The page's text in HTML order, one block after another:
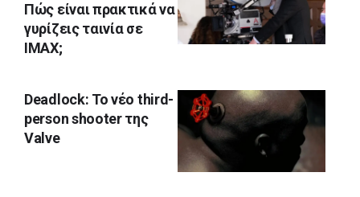
Πώς είναι πρακτικά να
γυρίζεις ταινία σε
ΙΜΑΧ;
Deadlock: Το νέο third-
person shooter της
Valve